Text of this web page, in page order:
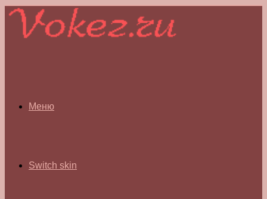
Меню
Switch skin